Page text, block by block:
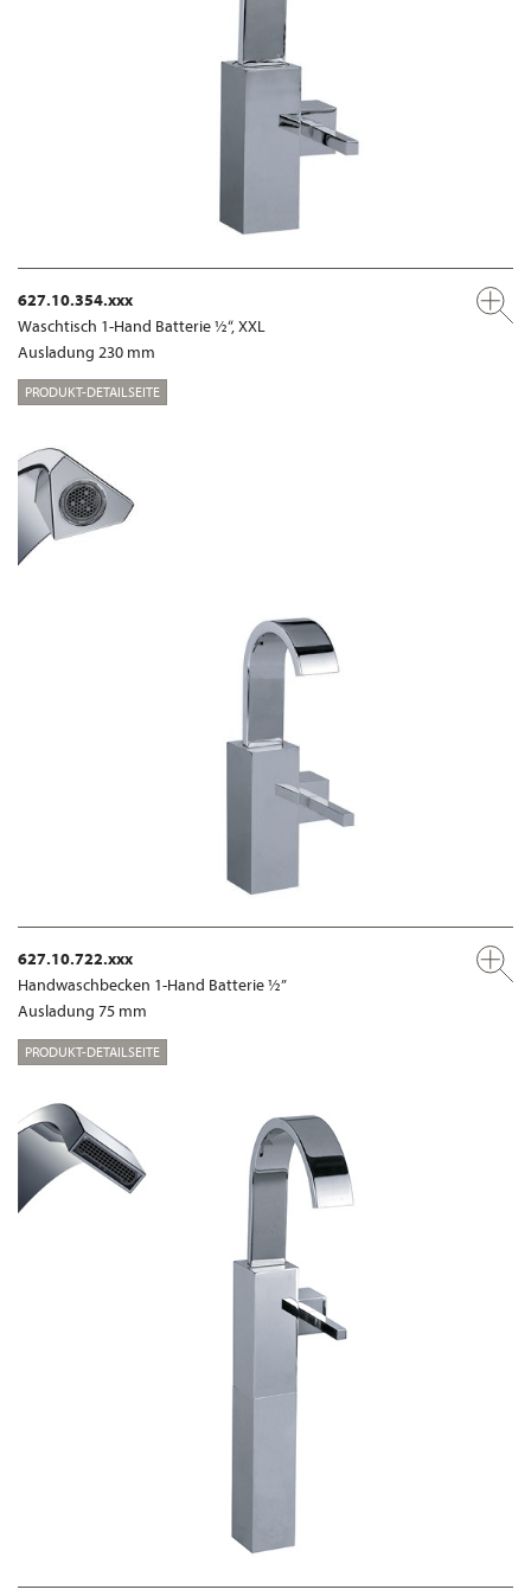
627.10.354.xxx
Waschtisch 1-Hand Batterie ½“, XXL
Ausladung 230 mm
PRODUKT-DETAILSEITE
627.10.722.xxx
Handwaschbecken 1-Hand Batterie ½”
Ausladung 75 mm
PRODUKT-DETAILSEITE